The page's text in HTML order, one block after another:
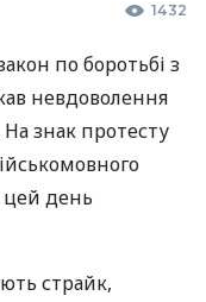
1432
по боротьбі з
невдоволення
знак протесту
цей день
страйк,